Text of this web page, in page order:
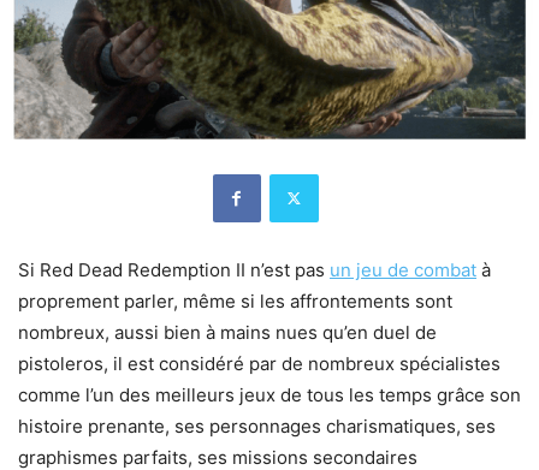
Si Red Dead Redemption II n’est pas un jeu de combat à
proprement parler, même si les affrontements sont
nombreux, aussi bien à mains nues qu’en duel de
pistoleros, il est considéré par de nombreux spécialistes
comme l’un des meilleurs jeux de tous les temps grâce son
histoire prenante, ses personnages charismatiques, ses
graphismes parfaits, ses missions secondaires